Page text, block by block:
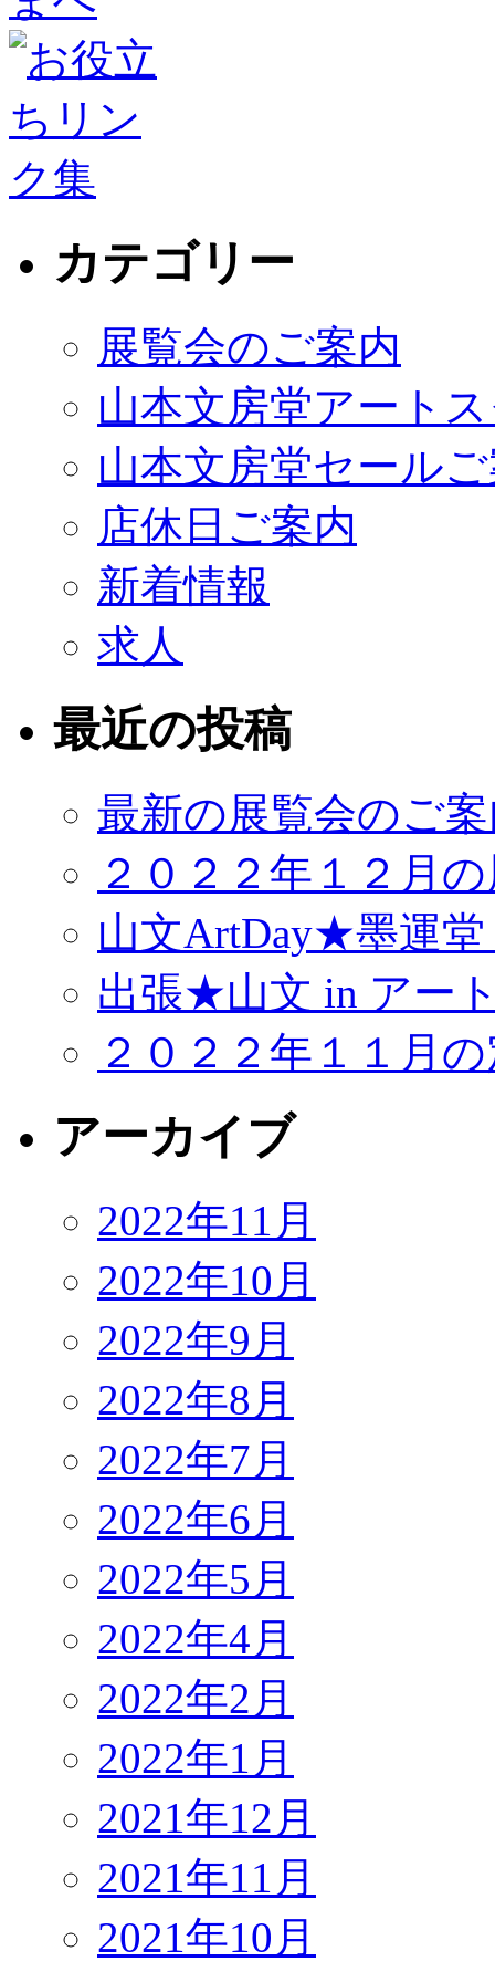
カテゴリー
展覧会のご案内
山本文房堂アート
山本文房堂セール
店休日ご案内
新着情報
求人
最近の投稿
最新の展覧会のご
２０２２年１２月
山文ArtDay★墨運
出張★山文 in アー
２０２２年１１月
アーカイブ
2022年11月
2022年10月
2022年9月
2022年8月
2022年7月
2022年6月
2022年5月
2022年4月
2022年2月
2022年1月
2021年12月
2021年11月
2021年10月